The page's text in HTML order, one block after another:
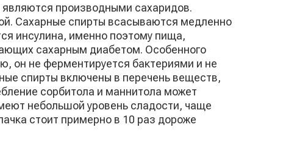
производными сахаридов.
Сахарные спирты всасываются медленно
инсулина, именно поэтому пища,
сахарным диабетом. Особенного
он не ферментируется бактериями и не
спирты включены в перечень веществ,
сорбитола и маннитола может
небольшой уровень сладости, чаще
стоит примерно в 10 раз дороже